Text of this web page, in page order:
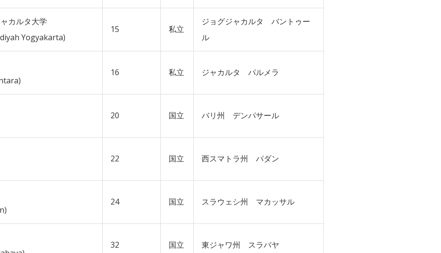
カルタ大学
Yogyakarta)
15 私立
ジョグジャカルタ バントゥー
ル
16 私立 ジャカルタ パルメラ
20 国立 バリ州 デンパサール
22 国立 西スマトラ州 パダン
24 国立 スラウェシ州 マカッサル
32 国立 東ジャワ州 スラバヤ